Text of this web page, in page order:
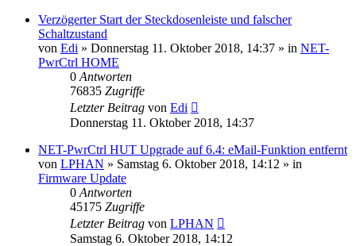
Verzögerter Start der Steckdosenleiste und falscher
Schaltzustand
von Edi » Donnerstag 11. Oktober 2018, 14:37 » in NET-
PwrCtrl HOME
0 Antworten
76835 Zugriffe
Letzter Beitrag von Edi
Donnerstag 11. Oktober 2018, 14:37
NET-PwrCtrl HUT Upgrade auf 6.4: eMail-Funktion entfernt
von LPHAN » Samstag 6. Oktober 2018, 14:12 » in
Firmware Update
0 Antworten
45175 Zugriffe
Letzter Beitrag von LPHAN
Samstag 6. Oktober 2018, 14:12